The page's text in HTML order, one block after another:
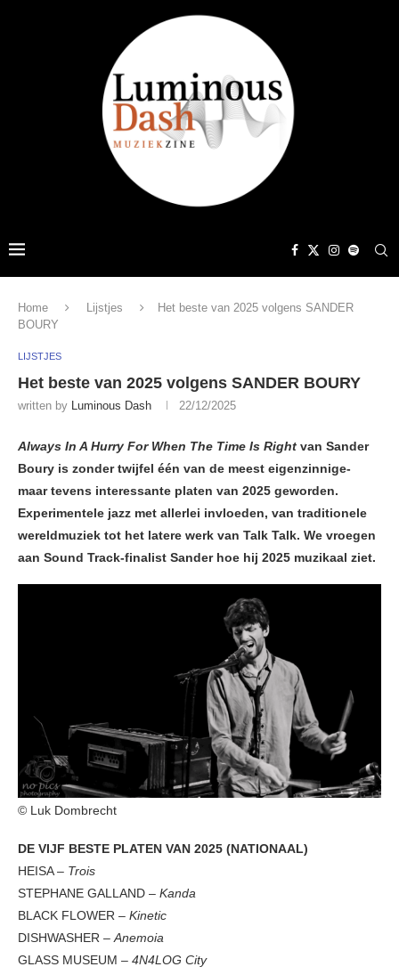
Home Lijstjes
Het beste van 2025 volgens SANDER
BOURY
LIJSTJES
Het beste van 2025 volgens SANDER BOURY
written by Luminous Dash 22/12/2025
Always In A Hurry For When The Time Is Right van Sander
Boury is zonder twijfel één van de meest eigenzinnige-
maar tevens interessante platen van 2025 geworden.
Experimentele jazz met allerlei invloeden, van traditionele
wereldmuziek tot het latere werk van Talk Talk. We vroegen
aan Sound Track-finalist Sander hoe hij 2025 muzikaal ziet.
© Luk Dombrecht
DE VIJF BESTE PLATEN VAN 2025 (NATIONAAL)
HEISA – Trois
STEPHANE GALLAND – Kanda
BLACK FLOWER – Kinetic
DISHWASHER –Anemoia
GLASS MUSEUM – 4N4LOG City